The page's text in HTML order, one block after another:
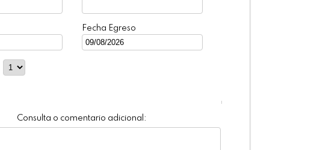
Fecha Egreso
Consulta o comentario adicional: